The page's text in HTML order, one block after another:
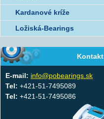
Kardanové kríže
Ložiská-Bearings
Kontakt
E-mail: info@pobearings.sk
Tel: +421-51-7495089
Tel: +421-51-7495086